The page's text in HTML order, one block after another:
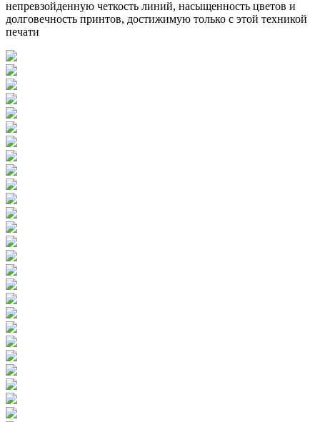
непревзойденную четкость линий, насыщенность цветов и
долговечность принтов, достижимую только с этой техникой
печати